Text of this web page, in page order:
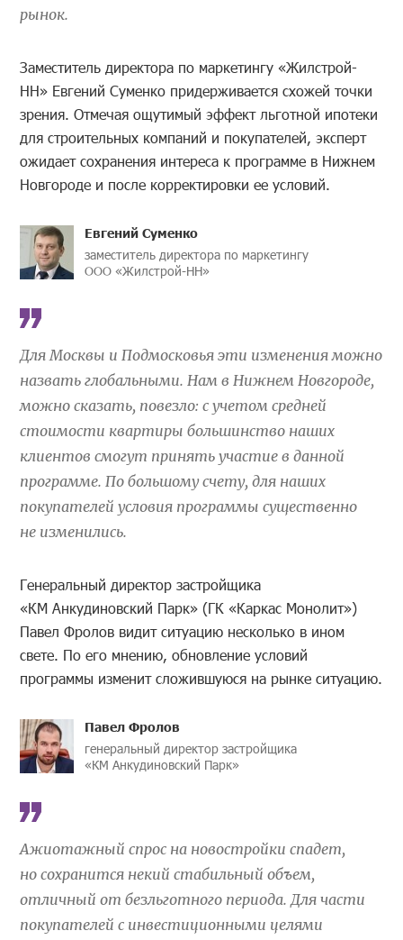
рынок.
Заместитель директора по маркетингу «Жилстрой-
НН» Евгений Суменко придерживается схожей точки
зрения. Отмечая ощутимый эффект льготной ипотеки
для строительных компаний и покупателей, эксперт
ожидает сохранения интереса к программе в Нижнем
Новгороде и после корректировки ее условий.
Для Москвы и Подмосковья эти изменения можно
назвать глобальными. Нам в Нижнем Новгороде,
можно сказать, повезло: с учетом средней
стоимости квартиры большинство наших
клиентов смогут принять участие в данной
программе. По большому счету, для наших
покупателей условия программы существенно
не изменились.
Евгений Суменко
заместитель директора по маркетингу
ООО «Жилстрой-НН»
Генеральный директор застройщика
«КМ Анкудиновский Парк» (ГК «Каркас Монолит»)
Павел Фролов видит ситуацию несколько в ином
свете. По его мнению, обновление условий
программы изменит сложившуюся на рынке ситуацию.
Ажиотажный спрос на новостройки спадет,
но сохранится некий стабильный объем,
отличный от безльготного периода. Для части
покупателей с инвестиционными целями
Павел Фролов
генеральный директор застройщика
«КМ Анкудиновский Парк»